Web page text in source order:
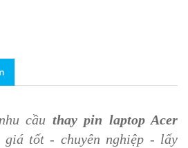
cầu thay pin laptop Acer
giá tốt - chuyên nghiệp - lấy